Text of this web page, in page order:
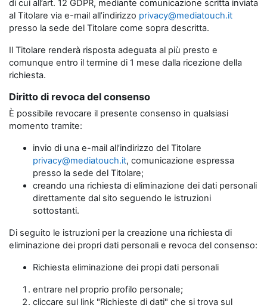
di cui all’art. 12 GDPR, mediante comunicazione scritta inviata
al Titolare via e-mail all’indirizzo privacy@mediatouch.it
presso la sede del Titolare come sopra descritta.
Il Titolare renderà risposta adeguata al più presto e
comunque entro il termine di 1 mese dalla ricezione della
richiesta.
Diritto di revoca del consenso
È possibile revocare il presente consenso in qualsiasi
momento tramite:
invio di una e-mail all’indirizzo del Titolare
privacy@mediatouch.it, comunicazione espressa
presso la sede del Titolare;
creando una richiesta di eliminazione dei dati personali
direttamente dal sito seguendo le istruzioni
sottostanti.
Di seguito le istruzioni per la creazione una richiesta di
eliminazione dei propri dati personali e revoca del consenso:
Richiesta eliminazione dei propi dati personali
entrare nel proprio profilo personale;
cliccare sul link "Richieste di dati" che si trova sul